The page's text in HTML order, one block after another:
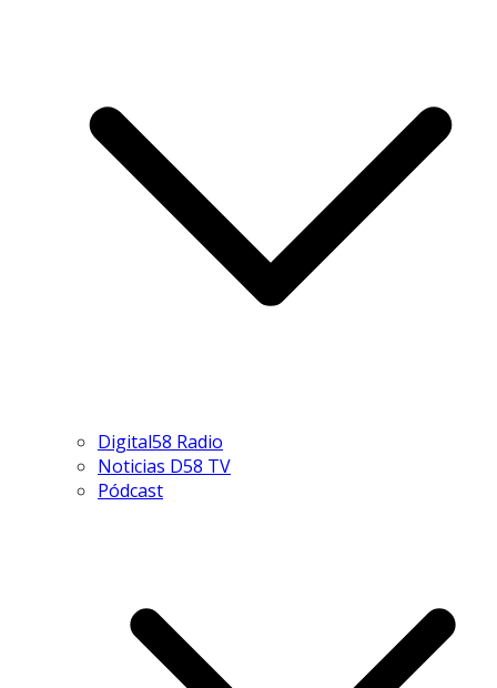
Digital58 Radio
Noticias D58 TV
Pódcast